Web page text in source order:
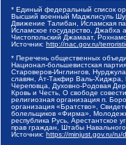
* Единый федеральный список
Высший военный Маджлисуль
Движение Талибан, Исламская
Исламское государство,
Чистопольский Джамаат,
Источник: http://nac.gov.ru/
* Перечень общественных
Национал-большевистская
Староверов-Инглингов,
славян, Ат-Такфир Валь-Хиджра,
Череповца, Духовно-Родовая
Кровь и Честь, О свободе
религиозная организация п.
организация «Братство»,
болельщиков «Фирма»,
республика Русь, Арестантское
прав граждан, Штабы Навального
Источник: https://minjust.gov.ru/ru/